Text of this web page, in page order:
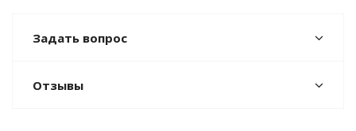
Задать вопрос
Отзывы